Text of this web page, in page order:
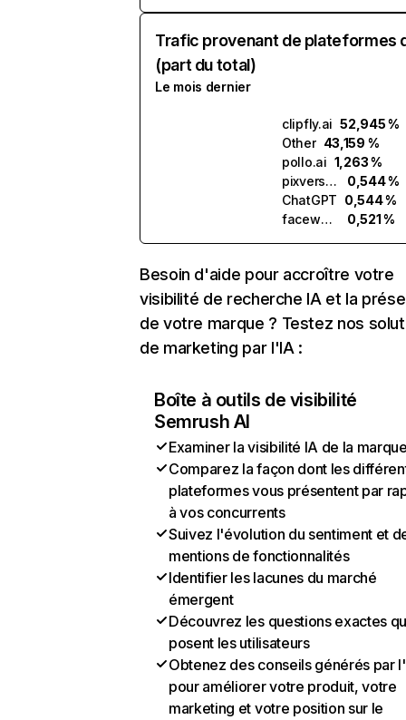
Trafic provenant de plateformes
(part du total)
Le mois dernier
clipfly.ai 52,945 %
Other 43,159 %
pollo.ai 1,263 %
pixverse.ai
0,544 %
ChatGPT 0,544 %
facewow.ai
0,521 %
Besoin d'aide pour accroître votre
visibilité de recherche IA et la
de votre marque ? Testez nos
de marketing par l'IA :
Boîte à outils de visibilité
Semrush AI
Examiner la visibilité IA de la
Comparez la façon dont les
plateformes vous présentent par
à vos concurrents
Suivez l'évolution du sentiment et
mentions de fonctionnalités
Identifier les lacunes du marché
émergent
Découvrez les questions exactes
posent les utilisateurs
Obtenez des conseils générés par
pour améliorer votre produit, votre
marketing et votre position sur le